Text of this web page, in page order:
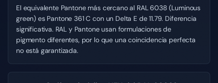
El equivalente Pantone más cercano al RAL 6038 (Luminous
green) es Pantone 361 C con un Delta E de 11.79. Diferencia
significativa. RAL y Pantone usan formulaciones de
pigmento diferentes, por lo que una coincidencia perfecta
no está garantizada.